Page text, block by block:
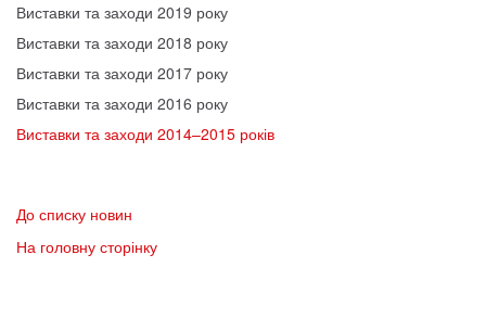
Виставки та заходи 2019 року
Виставки та заходи 2018 року
Виставки та заходи 2017 року
Виставки та заходи 2016 року
Виставки та заходи 2014–2015 років
До списку новин
На головну сторінку